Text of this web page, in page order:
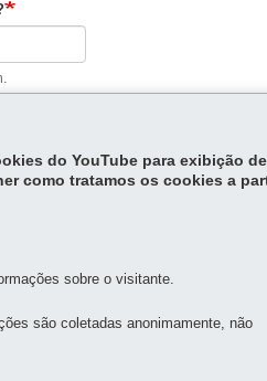
do YouTube para exibição de
como tratamos os cookies a
sobre o visitante.
são coletadas anonimamente, não